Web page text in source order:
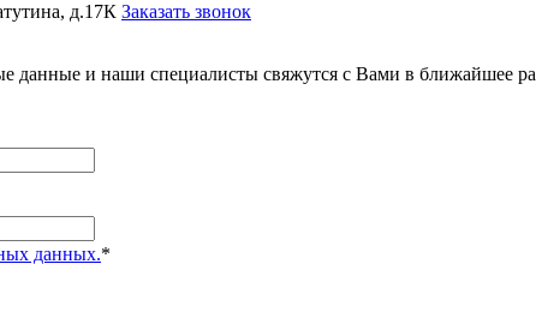
д.17К Заказать звонок
данные и наши специалисты свяжутся с Вами в ближайшее
данных.*